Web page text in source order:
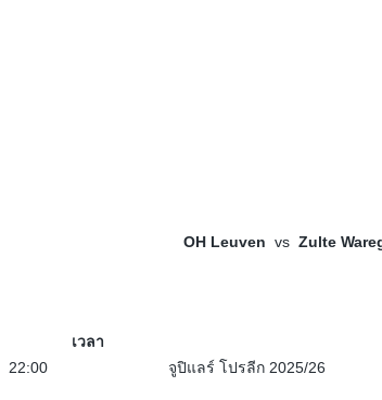
OH Leuven vs Zulte
เวลา
22:00 จูปิแลร์ โปรลีก 2025/26